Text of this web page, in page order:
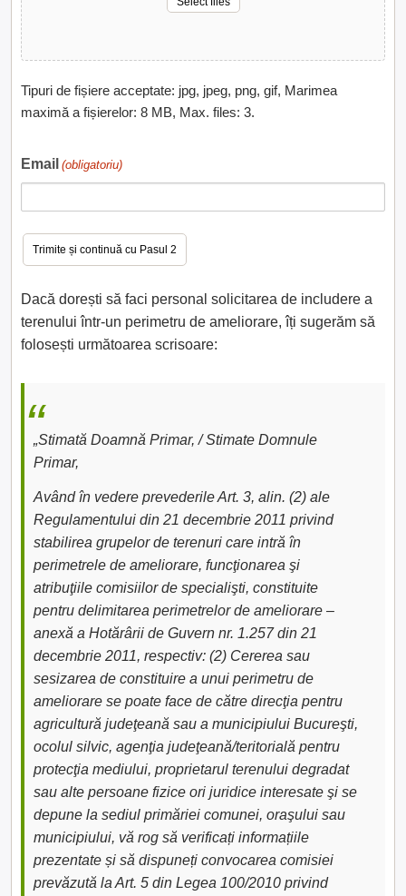
Tipuri de fișiere acceptate: jpg, jpeg, png, gif, Marimea
maximă a fișierelor: 8 MB, Max. files: 3.
Email (obligatoriu)
Dacă dorești să faci personal solicitarea de includere a
terenului într-un perimetru de ameliorare, îți sugerăm să
folosești următoarea scrisoare:
„Stimată Doamnă Primar, / Stimate Domnule
Primar,
Având în vedere prevederile Art. 3, alin. (2) ale
Regulamentului din 21 decembrie 2011 privind
stabilirea grupelor de terenuri care intră în
perimetrele de ameliorare, funcţionarea şi
atribuţiile comisiilor de specialişti, constituite
pentru delimitarea perimetrelor de ameliorare –
anexă a Hotărârii de Guvern nr. 1.257 din 21
decembrie 2011, respectiv: (2) Cererea sau
sesizarea de constituire a unui perimetru de
ameliorare se poate face de către direcţia pentru
agricultură judeţeană sau a municipiului Bucureşti,
ocolul silvic, agenţia judeţeană/teritorială pentru
protecţia mediului, proprietarul terenului degradat
sau alte persoane fizice ori juridice interesate şi se
depune la sediul primăriei comunei, oraşului sau
municipiului, vă rog să verificați informațiile
prezentate și să dispuneți convocarea comisiei
prevăzută la Art. 5 din Legea 100/2010 privind